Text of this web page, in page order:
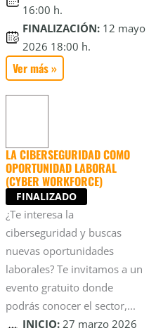
16:00 h.
FINALIZACIÓN: 12 mayo
2026 18:00 h.
Ver más »
LA CIBERSEGURIDAD COMO
OPORTUNIDAD LABORAL
(CYBER WORKFORCE)
FINALIZADO
¿Te interesa la
ciberseguridad y buscas
nuevas oportunidades
laborales? Te invitamos a un
evento gratuito donde
podrás conocer el sector,...
INICIO: 27 marzo 2026